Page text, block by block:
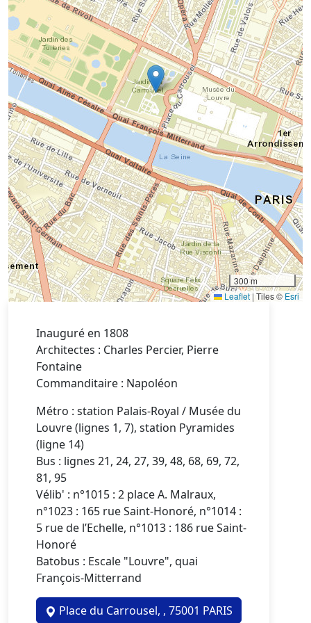
300 m
Leaflet | Tiles © Esri
Inauguré en 1808
Architectes : Charles Percier, Pierre
Fontaine
Commanditaire : Napoléon
Métro : station Palais-Royal / Musée du
Louvre (lignes 1, 7), station Pyramides
(ligne 14)
Bus : lignes 21, 24, 27, 39, 48, 68, 69, 72,
81, 95
Vélib' : n°1015 : 2 place A. Malraux,
n°1023 : 165 rue Saint-Honoré, n°1014 :
5 rue de l’Echelle, n°1013 : 186 rue Saint-
Honoré
Batobus : Escale "Louvre", quai
François-Mitterrand
Place du Carrousel, , 75001 PARIS